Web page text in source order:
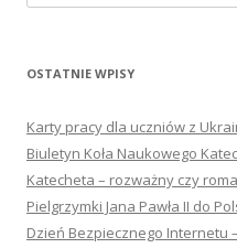
OSTATNIE WPISY
Karty pracy dla uczniów z
Biuletyn Koła Naukowego
Katecheta – rozważny czy
Pielgrzymki Jana Pawła II do
Dzień Bezpiecznego Internetu